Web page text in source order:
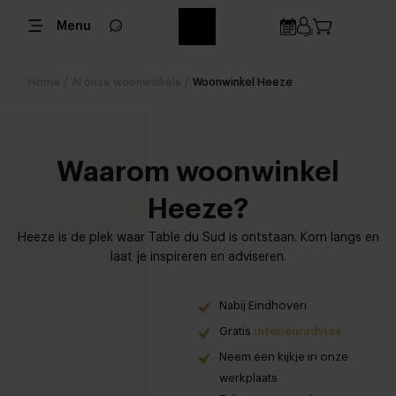
Menu
Woonwinkel Heeze
Woonwinkel Heeze -
Nabij Eindhoven
In woonwinkel Heeze vind je veel
wooninspiratie, met een directe verbinding
naar onze werkplaats. Kwalitatieve meubels,
eens binnen en laat je inspireren.
Waarom woonwinkel
Heeze?
Heeze is de plek waar Table du Sud is ontstaan. Kom langs en
laat je inspireren en adviseren.
Nabij Eindhoven
Gratis interieuradvies
Neem een kijkje in onze
werkplaats